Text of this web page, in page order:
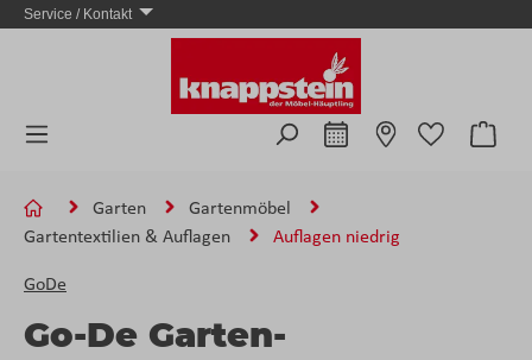
Zum Hauptinhalt springen
Service / Kontakt
Garten
Gartenmöbel
Gartentextilien & Auflagen
Auflagen niedrig
GoDe
Go-De Garten-